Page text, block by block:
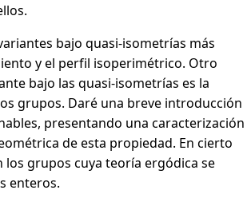
bajo quasi-isometrías más
y el perfil isoperimétrico. Otro
bajo las quasi-isometrías es la
grupos. Daré una breve introducción
presentando una caracterización
de esta propiedad. En cierto
los grupos cuya teoría ergódica se
enteros.